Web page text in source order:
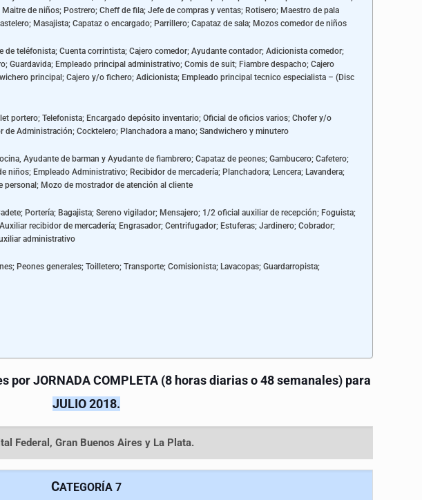
de niños; Postrero; Cheff de fila; Jefe de compras y ventas; Rotisero; Maestro de pala
Masajista; Capataz o encargado; Parrillero; Capataz de sala; Mozos comedor de niños
de teléfonista; Cuenta corrintista; Cajero comedor; Ayudante contador; Adicionista comedor;
Guardavida; Empleado principal administrativo; Comis de suit; Fiambre despacho; Cajero
principal; Cajero y/o fichero; Adicionista; Empleado principal tecnico especialista – (Disc
portero; Telefonista; Encargado depósito inventario; Oficial de oficios varios; Chofer y/o
de Administración; Cocktelero; Planchadora a mano; Sandwichero y minutero
Ayudante de barman y Ayudante de fiambrero; Capataz de peones; Gambucero; Cafetero;
niños; Empleado Administrativo; Recibidor de mercadería; Planchadora; Lencera; Lavandera;
personal; Mozo de mostrador de atención al cliente
Portería; Bagajista; Sereno vigilador; Mensajero; 1/2 oficial auxiliar de recepción; Foguista;
recibidor de mercadería; Engrasador; Centrifugador; Estuferas; Jardinero; Cobrador;
administrativo
Peones generales; Toilletero; Transporte; Comisionista; Lavacopas; Guardarropista;
por JORNADA COMPLETA (8 horas diarias o 48 semanales) para
JULIO 2018.
Federal, Gran Buenos Aires y La Plata.
CATEGORÍA 7